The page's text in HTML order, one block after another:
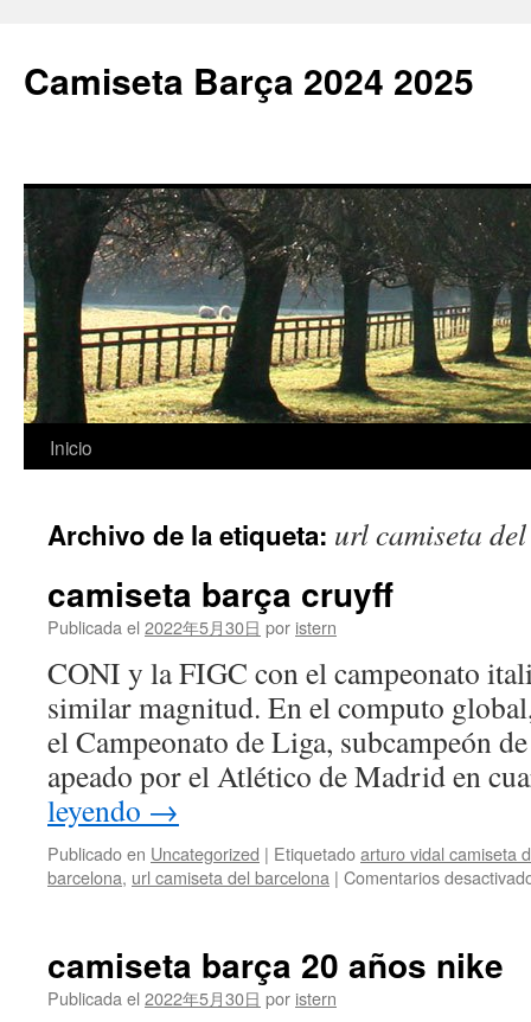
Camiseta Barça 2024 2025
Saltar
contenido
Inicio
Archivo de la etiqueta: url camiseta
camiseta barça cruyff
Publicada el 2022年5月30日 por istern
CONI y la FIGC con el campeonato
similar magnitud. En el computo
el Campeonato de Liga, subcampeón
apeado por el Atlético de Madrid en
leyendo →
Publicado en Uncategorized | Etiquetadoarturo vidal camiseta
barcelona, url camiseta del barcelona | Comentarios
camiseta barça 20 años nike
Publicada el 2022年5月30日 por istern